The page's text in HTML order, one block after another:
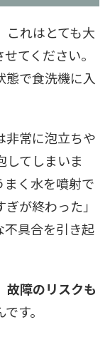
これはとても大
てください。
態で食洗機に入
非常に泡立ちや
してしまいま
まく水を噴射で
が終わった」
不具合を引き起
故障のリスクも
す。